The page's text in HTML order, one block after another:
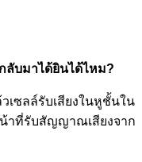
ลับมาได้ยินได้ไหม?
ซลล์รับเสียงในหูชั้นใน
าที่รับสัญญาณเสียงจาก